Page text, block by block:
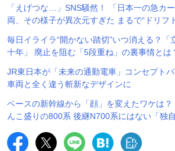
「えげつな…」SNS騒然！ 「日本一の急カ
両、その様子が異次元すぎた まるで“ドリフ
毎日イライラ“開かない踏切”いつ消える？「
十年」 廃止を阻む「5段重ね」の裏事情とは
JR東日本が「未来の通勤電車」コンセプト
車両と全く違う斬新なデザインに
ベースの新幹線から「顔」を変えたワケは？
んこ盛りの800系 後継N700系にはない「独